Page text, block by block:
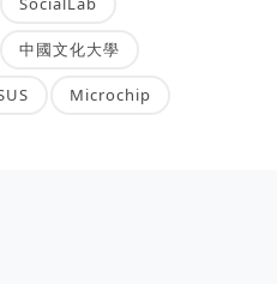
中國文化大學
Microchip